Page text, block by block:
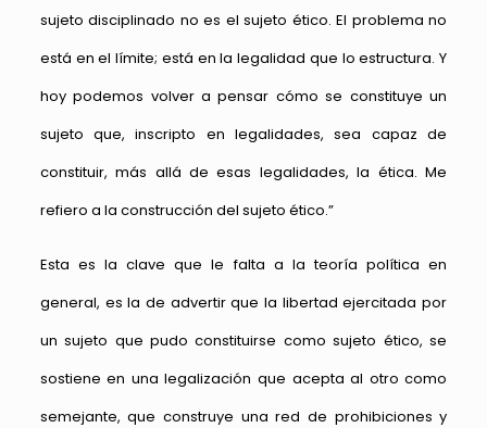
sujeto disciplinado no es el sujeto ético. El problema no
está en el límite; está en la legalidad que lo estructura. Y
hoy podemos volver a pensar cómo se constituye un
sujeto que, inscripto en legalidades, sea capaz de
constituir, más allá de esas legalidades, la ética. Me
refiero a la construcción del sujeto ético.”
Esta es la clave que le falta a la teoría política en
general, es la de advertir que la libertad ejercitada por
un sujeto que pudo constituirse como sujeto ético, se
sostiene en una legalización que acepta al otro como
semejante, que construye una red de prohibiciones y